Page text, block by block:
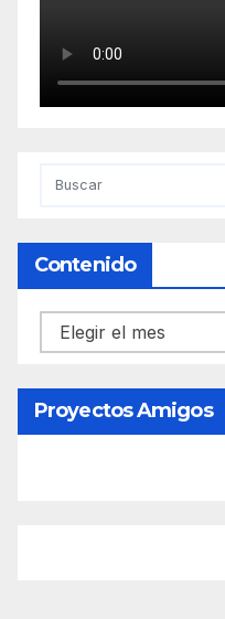
Contenido
Contenido
Proyectos Amigos